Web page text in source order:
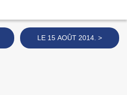
LE 15 AOÛT 2014. >